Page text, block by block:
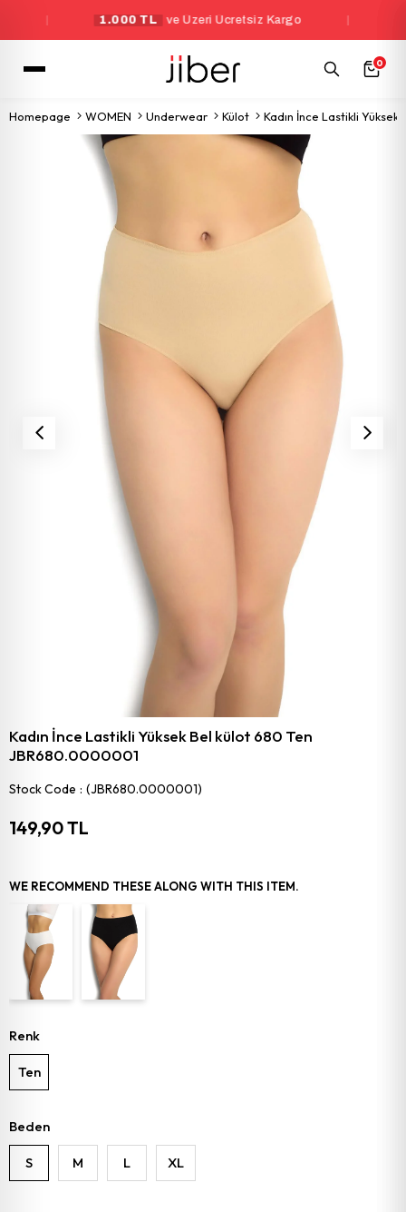
1.000 TL ve Üzeri Ücretsiz Kargo
0
Homepage WOMEN Underwear Külot Kadın İnce Lastikli Yüksek
Kadın İnce Lastikli Yüksek Bel külot 680 Ten
JBR680.0000001
Stock Code (JBR680.0000001)
149,90 TL
WE RECOMMEND THESE ALONG WITH THIS ITEM.
Renk
Ten
Beden
S M L XL